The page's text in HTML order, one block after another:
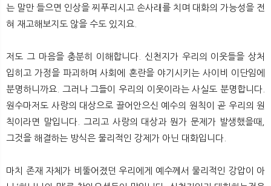
는 말만 들으면 인상을 찌푸리시고 손사래를 치며 대화의 가능성을 전
혀 재고해보지도 않을 수도 있지요.
저도 그 마음을 충분히 이해합니다. 신천지가 우리의 이웃들을 상처
입히고 가정을 파괴하며 사회에 혼란을 야기시키는 사이비 이단임에
분명하니까요. 그러나 그들이 우리의 이웃이라는 사실도 분명합니다.
원수마저도 사랑의 대상으로 끌어안으신 예수의 원칙이 곧 우리의 원
칙이라면 말입니다. 그리고 사랑의 대상과 뭔가 문제가 발생했을때,
그것을 해결하는 방식은 물리적인 강제가 아닌 대화입니다.
마치 존재 자체가 비뚤어졌던 우리에게 예수께서 물리적인 강압이 아